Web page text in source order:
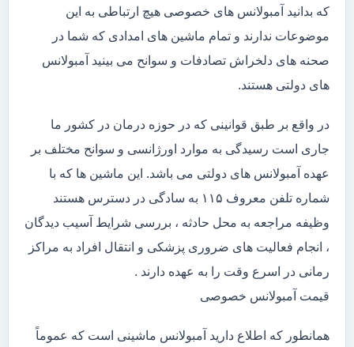
که بدانید آمبولانس های خصوصی هیچ ارتباطی به این
موضوعات ندارند و تمام ماشین های امدادی که شما در
صحنه های دلخراش تصادفات و سوانح می بینید آمبولانس
های دولتی هستند.
در واقع بر طبق قوانینی که در حوزه درمان در کشور ما
جاری است رسیدگی به موارد اورژانسی و سوانح مختلف بر
عهده آمبولانس های دولتی می باشد. این ماشین ها که با
شماره تلفن معروف ۱۱۵ به سادگی در دسترس هستند
وظیفه مراجعه به محل حادثه ، بررسی شرایط آسیب دیدگان
، انجام فعالیت های ضروری پزشکی و انتقال افراد به مراکز
رمانی در اسرع وقت را به عهده دارند .
قیمت آمبولانس خصوصی
همانطور که اطلاع دارید آمبولانس ماشینی است که عموماً